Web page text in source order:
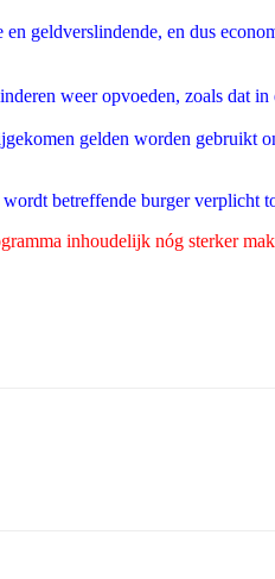
geldverslindende, en dus
weer opvoeden, zoals dat
gelden worden gebruikt
betreffende burger verplicht
inhoudelijk nóg sterker